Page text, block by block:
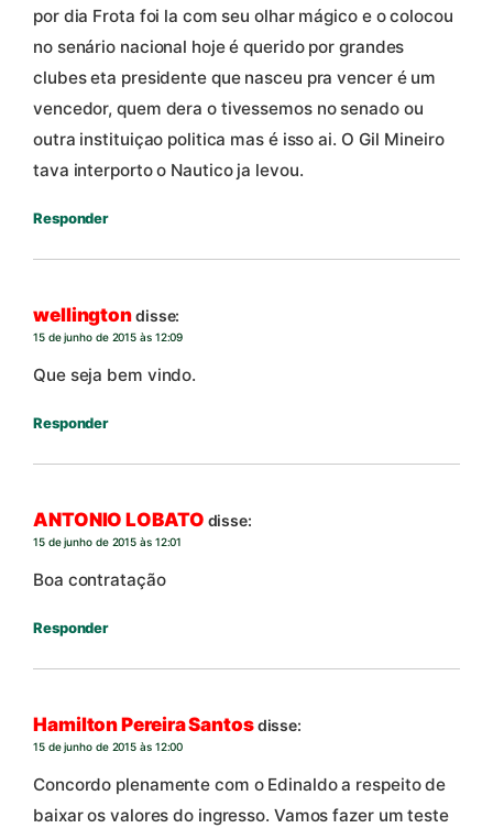
por dia Frota foi la com seu olhar mágico e o colocou
no senário nacional hoje é querido por grandes
clubes eta presidente que nasceu pra vencer é um
vencedor, quem dera o tivessemos no senado ou
outra instituiçao politica mas é isso ai. O Gil Mineiro
tava interporto o Nautico ja levou.
Responder
wellingtondisse:
15 de junho de 2015 às 12:09
Que seja bem vindo.
Responder
ANTONIO LOBATO disse:
15 de junho de 2015 às 12:01
Boa contratação
Responder
Hamilton Pereira Santosdisse:
15 de junho de 2015 às 12:00
Concordo plenamente com o Edinaldo a respeito de
baixar os valores do ingresso. Vamos fazer um teste